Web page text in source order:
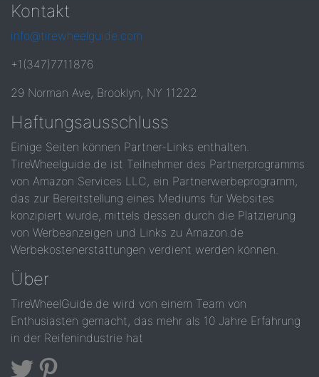
Kontakt
info@tirewheelguide.com
+1(347)7711876
29 Norman Ave, Brooklyn, NY 11222
Haftungsausschluss
Einige Seiten können Partner-Links enthalten.
TireWheelguide.de ist Teilnehmer des Partnerprogramms
von Amazon Services LLC, ein Partnerwerbeprogramm,
das zur Bereitstellung eines Mediums für Websites
konzipiert wurde, mittels dessen durch die Platzierung
von Werbeanzeigen und Links zu Amazon.de
Werbekostenerstattungen verdient werden können.
Über
TireWheelGuide.de wird von einem Team von
Enthusiasten gemacht, das mehr als 10 Jahre Erfahrung
in der Reifenindustrie hat